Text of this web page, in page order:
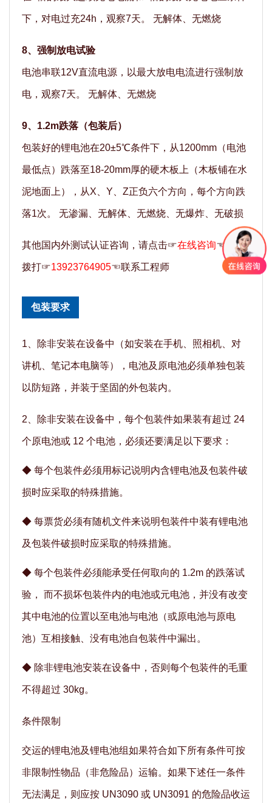
下，对电过充24h，观察7天。 无解体、无燃烧
8、强制放电试验
电池串联12V直流电源，以最大放电电流进行强制放
电，观察7天。 无解体、无燃烧
9、1.2m跌落（包装后）
包装好的锂电池在20±5℃条件下，从1200mm（电池
最低点）跌落至18-20mm厚的硬木板上（木板铺在水
泥地面上），从X、Y、Z正负六个方向，每个方向跌
落1次。 无渗漏、无解体、无燃烧、无爆炸、无破损
其他国内外测试认证咨询，请点击☞在线咨询☜，或
拨打☞13923764905☜联系工程师
包装要求
1、除非安装在设备中（如安装在手机、照相机、对
讲机、笔记本电脑等），电池及原电池必须单独包装
以防短路，并装于坚固的外包装内。
2、除非安装在设备中，每个包装件如果装有超过 24
个原电池或 12 个电池，必须还要满足以下要求：
◆ 每个包装件必须用标记说明内含锂电池及包装件破
损时应采取的特殊措施。
◆ 每票货必须有随机文件来说明包装件中装有锂电池
及包装件破损时应采取的特殊措施。
◆ 每个包装件必须能承受任何取向的 1.2m 的跌落试
验， 而不损坏包装件内的电池或元电池，并没有改变
其中电池的位置以至电池与电池（或原电池与原电
池）互相接触、没有电池自包装件中漏出。
◆ 除非锂电池安装在设备中，否则每个包装件的毛重
不得超过 30kg。
条件限制
交运的锂电池及锂电池组如果符合如下所有条件可按
非限制性物品（非危险品）运输。如果下述任一条件
无法满足，则应按 UN3090 或 UN3091 的危险品收运